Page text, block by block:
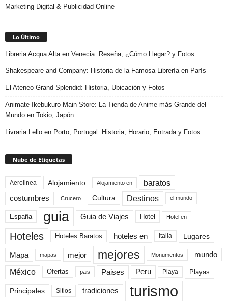
Marketing Digital & Publicidad Online
Lo Último
Libreria Acqua Alta en Venecia: Reseña, ¿Cómo Llegar? y Fotos
Shakespeare and Company: Historia de la Famosa Librería en París
El Ateneo Grand Splendid: Historia, Ubicación y Fotos
Animate Ikebukuro Main Store: La Tienda de Anime más Grande del
Mundo en Tokio, Japón
Livraria Lello en Porto, Portugal: Historia, Horario, Entrada y Fotos
Nube de Etiquetas
Aerolinea Alojamiento Alojamiento en baratos
costumbres Crucero Cultura Destinos el mundo
España guia Guia de Viajes Hotel Hotel en
Hoteles Hoteles Baratos hoteles en Italia Lugares
Mapa mapas mejor mejores Monumentos mundo
México Ofertas pais Paises Peru Playa Playas
Principales Sitios tradiciones turismo